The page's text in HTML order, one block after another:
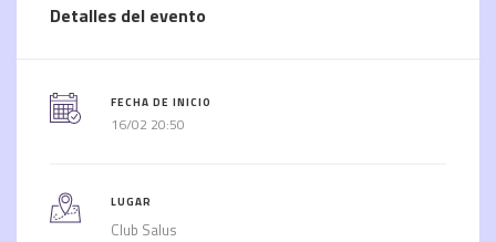
Detalles del evento
FECHA DE INICIO
16/02 20:50
LUGAR
Club Salus